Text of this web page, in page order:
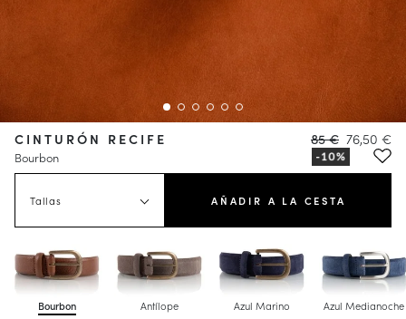
CINTURÓN RECIFE
Bourbon
85 € 76,50 €
Tallas AÑADIR A LA CESTA
Bourbon Antílope Azul Marino Azul Medianoche